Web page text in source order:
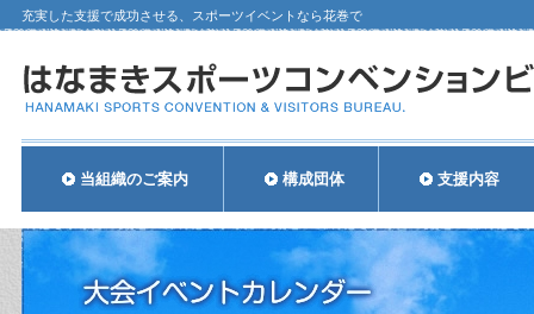
充実した支援で成功させる、スポーツイベントなら花巻で
当組織のご案内 構成団体 支援内容